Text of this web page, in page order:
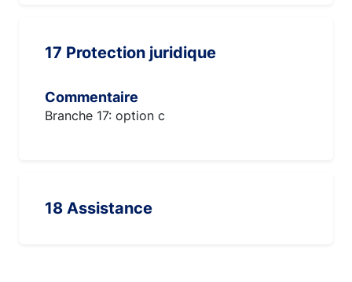
17 Protection juridique
Commentaire
Branche 17: option c
18 Assistance